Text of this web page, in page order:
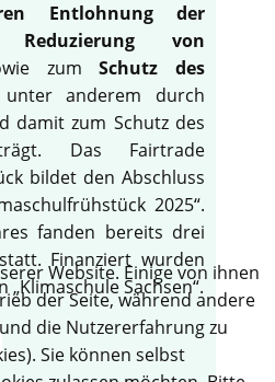
Entlohnung der
Reduzierung von
zumSchutz des
anderem durch
damit zum Schutz des
Das Fairtrade
bildet den Abschluss
2025“.
fanden bereits drei
Finanziert wurden
Sachsen“.
Website. Einige von ihnen
der Seite, während andere
die Nutzererfahrung zu
Sie können selbst